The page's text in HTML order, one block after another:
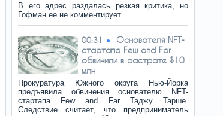
В его адрес раздалась резкая критика, но
Гофман ее не комментирует.
00:31
Основателя NFT-
стартапа Few and Far
обвинили в растрате $10
млн
Прокуратура Южного округа Нью-Йорка
предъявила обвинения основателю NFT-
стартапа Few and Far Таджу Тарше.
Следствие считает, что предприниматель